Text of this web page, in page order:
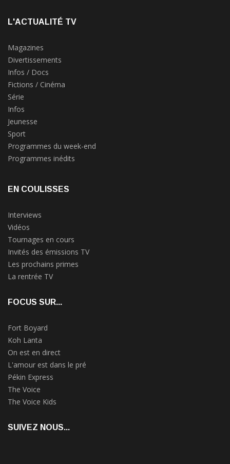
L'ACTUALITÉ TV
Magazines
Divertissements
Infos / Docs
Fictions / Cinéma
Série
Infos
Jeunesse
Sport
Programmes du week-end
Programmes inédits
EN COULISSES
Interviews
Vidéos
Tournages en cours
Invités des émissions TV
Les prochains primes
La rentrée TV
FOCUS SUR...
Fort Boyard
Koh Lanta
On est en direct
L'amour est dans le pré
Pékin Express
The Voice
The Voice Kids
SUIVEZ NOUS...